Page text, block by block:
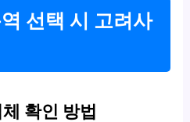
선택 시 고려사
확인 방법